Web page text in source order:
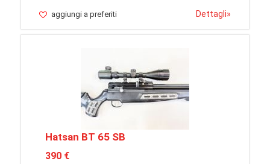
aggiungi a preferiti Dettagli»
Hatsan BT 65 SB
390 €